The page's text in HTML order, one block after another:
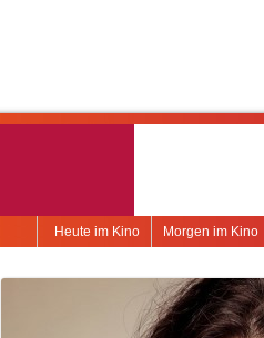
Morgen im Kino
Heute im Kino